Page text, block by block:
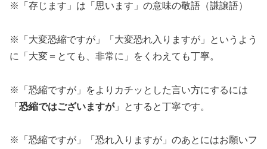
※「存じます」は「思います」の意味の敬語（謙譲語）
※「大変恐縮ですが」「大変恐れ入りますが」というよう
に「大変＝とても、非常に」をくわえても丁寧。
※「恐縮ですが」をよりカチッとした言い方にするには
「 恐縮ではございますが」とすると丁寧です。
※「恐縮ですが」「恐れ入りますが」のあとにはお願いフ